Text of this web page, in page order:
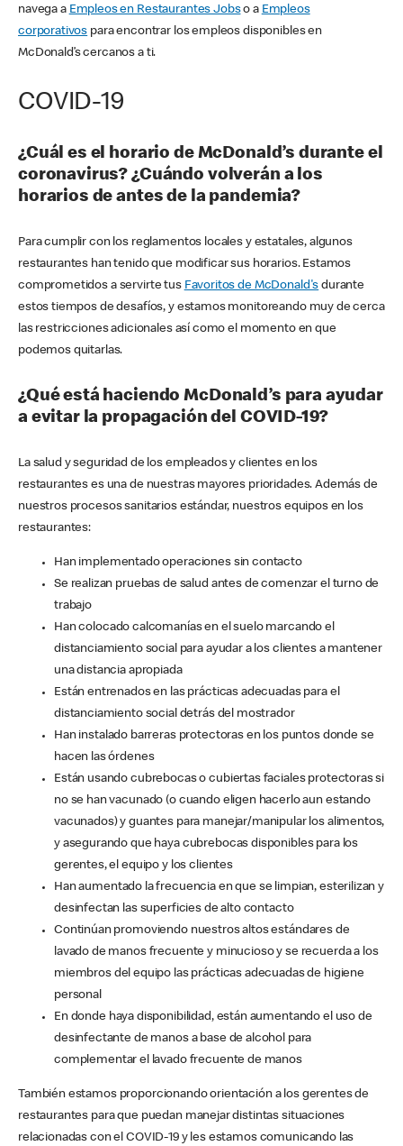
navega a Empleos en Restaurantes Jobso a Empleos
corporativos para encontrar los empleos disponibles en
McDonald’s cercanos a ti.
COVID-19
¿Cuál es el horario de McDonald’s durante el
coronavirus? ¿Cuándo volverán a los
horarios de antes de la pandemia?
Para cumplir con los reglamentos locales y estatales, algunos
restaurantes han tenido que modificar sus horarios. Estamos
comprometidos a servirte tus Favoritos de McDonald's durante
estos tiempos de desafíos, y estamos monitoreando muy de cerca
las restricciones adicionales así como el momento en que
podemos quitarlas.
¿Qué está haciendo McDonald’s para ayudar
a evitar la propagación del COVID-19?
La salud y seguridad de los empleados y clientes en los
restaurantes es una de nuestras mayores prioridades. Además de
nuestros procesos sanitarios estándar, nuestros equipos en los
restaurantes:
Han implementado operaciones sin contacto
Se realizan pruebas de salud antes de comenzar el turno de
trabajo
Han colocado calcomanías en el suelo marcando el
distanciamiento social para ayudar a los clientes a mantener
una distancia apropiada
Están entrenados en las prácticas adecuadas para el
distanciamiento social detrás del mostrador
Han instalado barreras protectoras en los puntos donde se
hacen las órdenes
Están usando cubrebocas o cubiertas faciales protectoras si
no se han vacunado (o cuando eligen hacerlo aun estando
vacunados) y guantes para manejar/manipular los alimentos,
y asegurando que haya cubrebocas disponibles para los
gerentes, el equipo y los clientes
Han aumentado la frecuencia en que se limpian, esterilizan y
desinfectan las superficies de alto contacto
Continúan promoviendo nuestros altos estándares de
lavado de manos frecuente y minucioso y se recuerda a los
miembros del equipo las prácticas adecuadas de higiene
personal
En donde haya disponibilidad, están aumentando el uso de
desinfectante de manos a base de alcohol para
complementar el lavado frecuente de manos
También estamos proporcionando orientación a los gerentes de
restaurantes para que puedan manejar distintas situaciones
relacionadas con el COVID-19 y les estamos comunicando las